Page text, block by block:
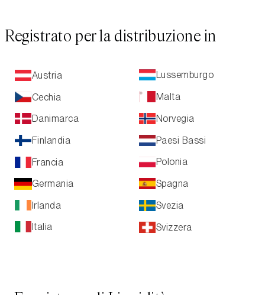
Registrato per la distribuzione in
Austria
Cechia
Danimarca
Finlandia
Francia
Germania
Irlanda
Italia
Lussemburgo
Malta
Norvegia
Paesi Bassi
Polonia
Spagna
Svezia
Svizzera